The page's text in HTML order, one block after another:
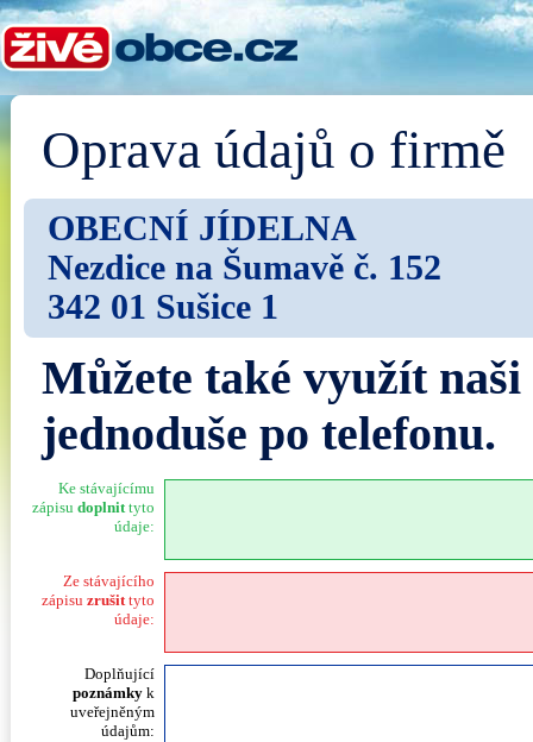
Oprava údajů o firmě
OBECNÍ JÍDELNA
Nezdice na Šumavě č. 152
342 01 Sušice 1
Můžete také využít
jednoduše po telefonu.
Ke stávajícímu
zápisu doplnittyto
údaje:
Ze stávajícího
zápisu zrušittyto
údaje:
Doplňující
poznámky k
uveřejněným
údajům: